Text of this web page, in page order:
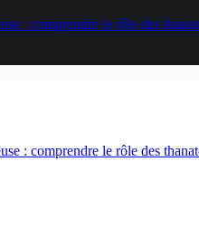
: comprendre le rôle des
: comprendre le rôle des